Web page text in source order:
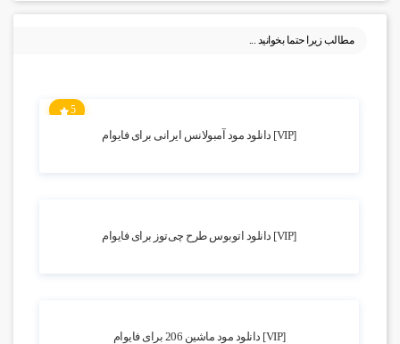
مطالب زیرا حتما بخوانید ...
5
[VIP] دانلود مود آمبولانس ایرانی برای فایوام
[VIP] دانلود اتوبوس طرح چی‌توز برای فایوام
[VIP] دانلود مود ماشین 206 برای فایوام